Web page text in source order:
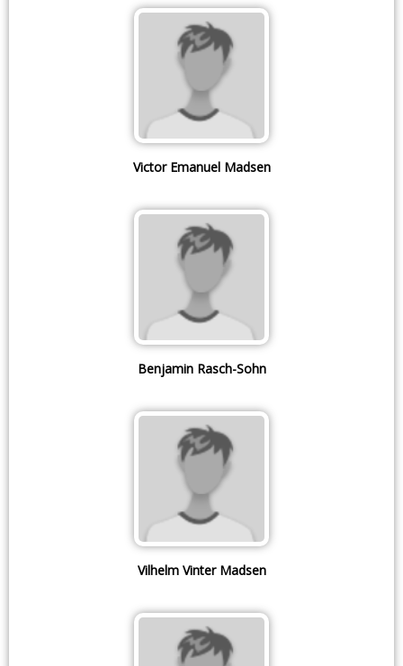
Victor Emanuel Madsen
Benjamin Rasch-Sohn
Vilhelm Vinter Madsen